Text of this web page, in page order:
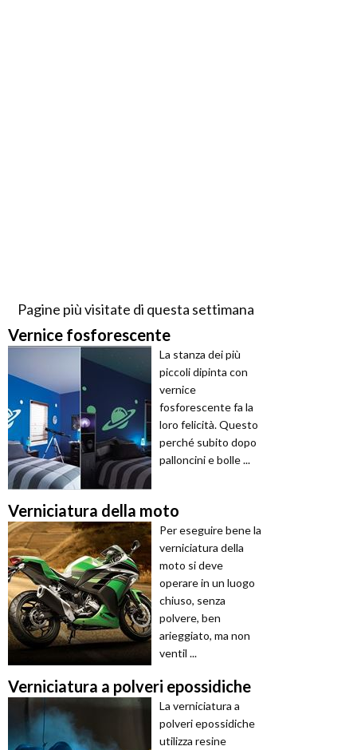
Pagine più visitate di questa settimana
Vernice fosforescente
La stanza dei più
piccoli dipinta con
vernice
fosforescente fa la
loro felicità. Questo
perché subito dopo
palloncini e bolle ...
Verniciatura della moto
Per eseguire bene la
verniciatura della
moto si deve
operare in un luogo
chiuso, senza
polvere, ben
arieggiato, ma non
ventil ...
Verniciatura a polveri epossidiche
La verniciatura a
polveri epossidiche
utilizza resine